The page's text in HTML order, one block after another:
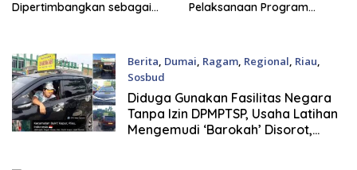
Dipertimbangkan sebagai
Berkompromi terhadap
Penegakan Hukum
Pelaksanaan Program
Berita, Dumai, Ragam, Regional, Riau,
Sosbud
6 Agustus, 2026
Diduga Gunakan Fasilitas Negara
Tanpa Izin DPMPTSP, Usaha Latihan
Mengemudi ‘Barokah’ Disorot,